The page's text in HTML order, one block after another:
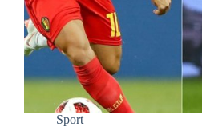
Sport